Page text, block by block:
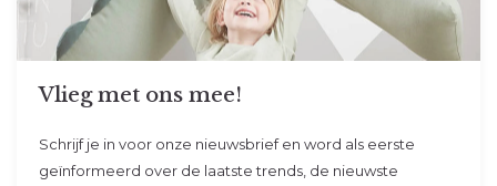
Dankzij deze isothermisch...
Op voorraad
Vlieg met ons mee!
Schrijf je in voor onze nieuwsbrief en word als eerste
geïnformeerd over de laatste trends, de nieuwste